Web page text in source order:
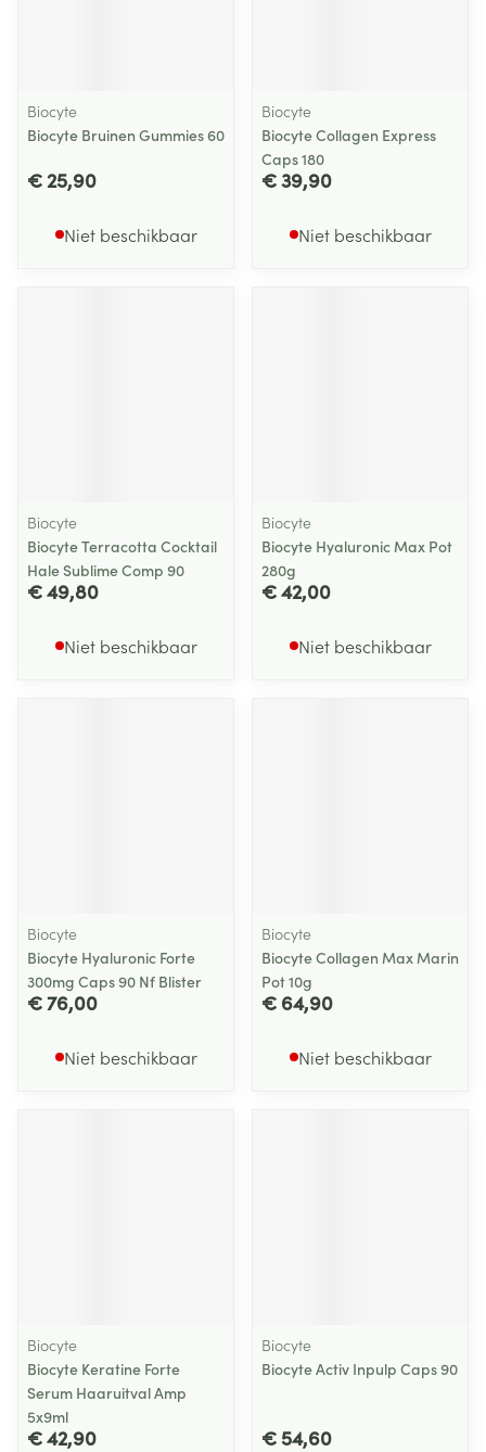
Biocyte
Biocyte Bruinen Gummies 60
€ 25,90
Niet beschikbaar
Biocyte
Biocyte Collagen Express
Caps 180
€ 39,90
Niet beschikbaar
Biocyte
Biocyte Terracotta Cocktail
Hale Sublime Comp 90
€ 49,80
Niet beschikbaar
Biocyte
Biocyte Hyaluronic Max Pot
280g
€ 42,00
Niet beschikbaar
Biocyte
Biocyte Hyaluronic Forte
300mg Caps 90 Nf Blister
€ 76,00
Niet beschikbaar
Biocyte
Biocyte Collagen Max Marin
Pot 10g
€ 64,90
Niet beschikbaar
Biocyte
Biocyte Keratine Forte
Serum Haaruitval Amp
5x9ml
€ 42,90
Biocyte
Biocyte Activ Inpulp Caps 90
€ 54,60